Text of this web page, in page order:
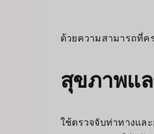
ด้วยความสามารถที่ค
สุขภาพแ
ใช้ตรวจจับท่าทางแล